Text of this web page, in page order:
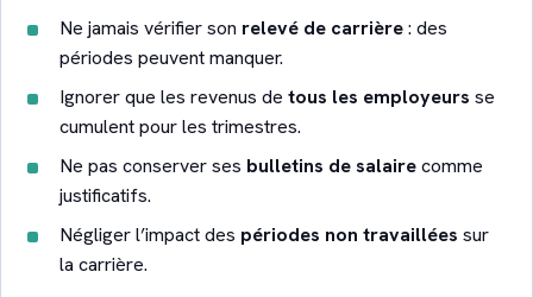
Ne jamais vérifier son relevé de carrière: des
périodes peuvent manquer.
Ignorer que les revenus detous les employeurs se
cumulent pour les trimestres.
Ne pas conserver ses bulletins de salairecomme
justificatifs.
Négliger l’impact des périodes non travaillées sur
la carrière.